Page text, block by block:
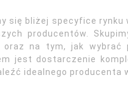
się bliżej specyfice
producentów.
oraz na tym, jak wybrać
jest dostarczenie
idealnego producenta